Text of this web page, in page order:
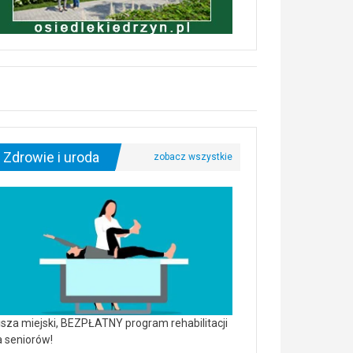
Zdrowie i uroda
miejski, BEZPŁATNY program rehabilitacji
seniorów!